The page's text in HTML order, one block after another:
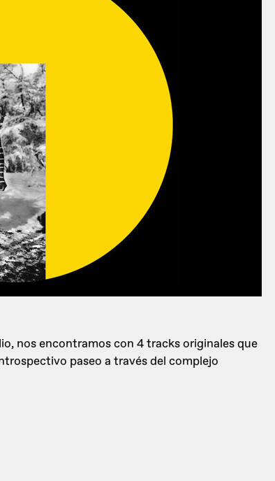
nos encontramos con 4 tracks originales que
paseo a través del complejo